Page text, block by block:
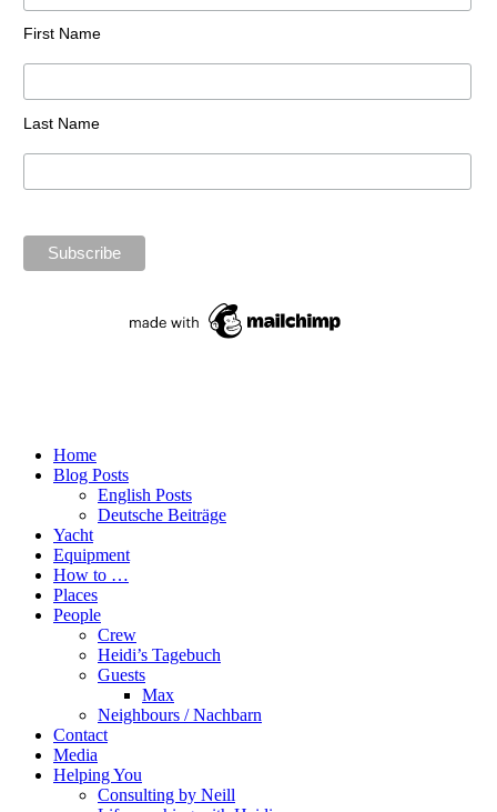
First Name
Last Name
Home
Blog Posts
English Posts
Deutsche Beiträge
Yacht
Equipment
How to …
Places
People
Crew
Heidi’s Tagebuch
Guests
Max
Neighbours / Nachbarn
Contact
Media
Helping You
Consulting by Neill